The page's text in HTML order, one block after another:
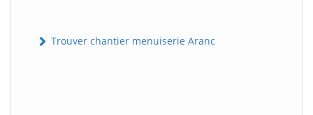
Trouver chantier menuiserie Aranc